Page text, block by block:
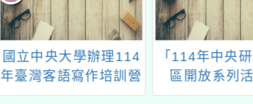
國立中央大學辦理114
年臺灣客語寫作培訓營
（中部場）
「114年中央
區開放系列活